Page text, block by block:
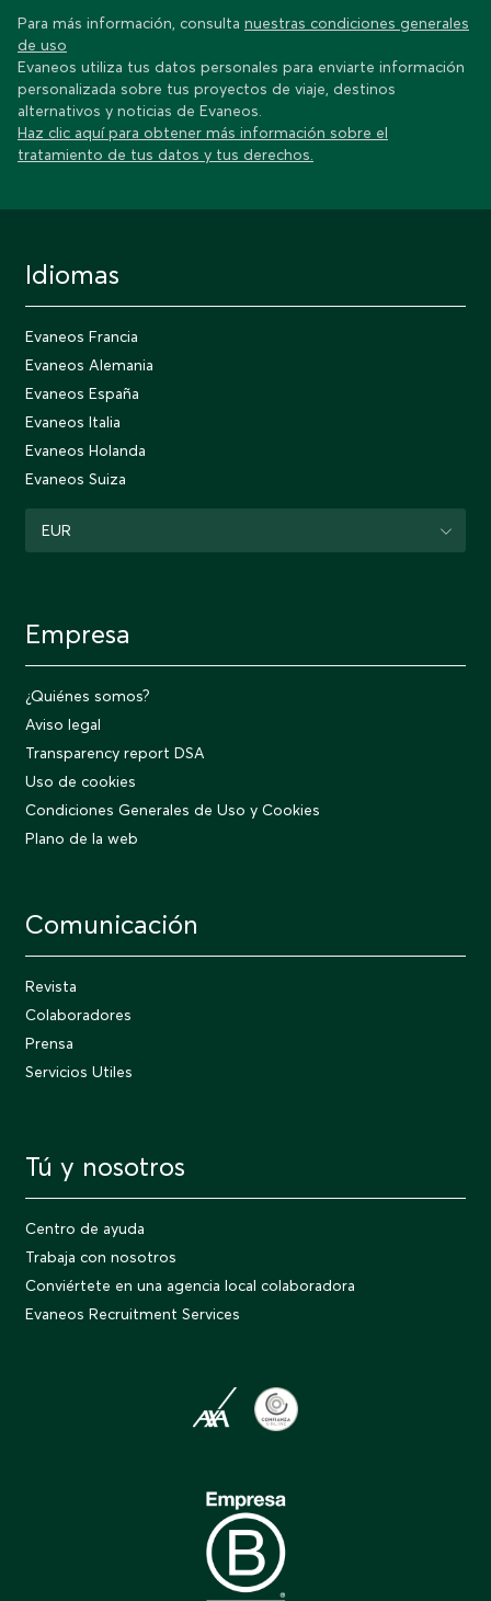
Para más información, consulta nuestras condiciones generales
de uso
Evaneos utiliza tus datos personales para enviarte información
personalizada sobre tus proyectos de viaje, destinos
alternativos y noticias de Evaneos.
Haz clic aquí para obtener más información sobre el
tratamiento de tus datos y tus derechos.
Idiomas
Evaneos Francia
Evaneos Alemania
Evaneos España
Evaneos Italia
Evaneos Holanda
Evaneos Suiza
EUR
Empresa
¿Quiénes somos?
Aviso legal
Transparency report DSA
Uso de cookies
Condiciones Generales de Uso y Cookies
Plano de la web
Comunicación
Revista
Colaboradores
Prensa
Servicios Utiles
Tú y nosotros
Centro de ayuda
Trabaja con nosotros
Conviértete en una agencia local colaboradora
Evaneos Recruitment Services